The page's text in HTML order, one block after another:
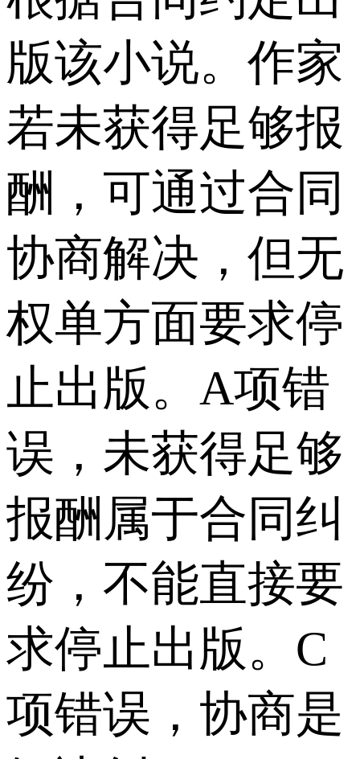
版该小说。作家
若未获得足够报
酬，可通过合同
协商解决，但无
权单方面要求停
止出版。A项错
误，未获得足够
报酬属于合同纠
纷，不能直接要
求停止出版。C
项错误，协商是